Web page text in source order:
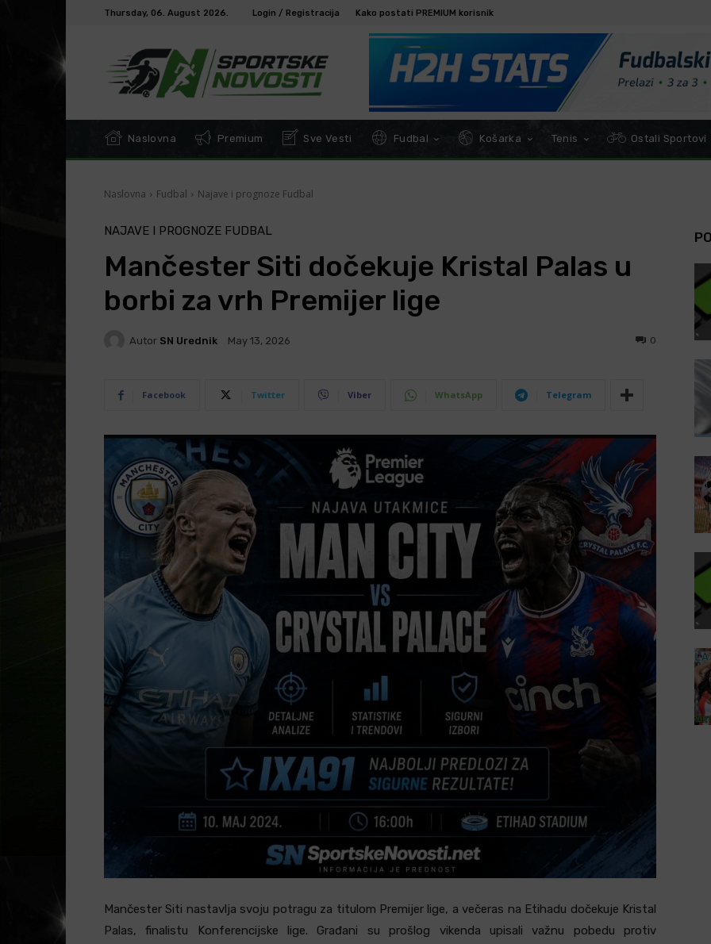
Thursday, 06. August 2026. Login / Registracija Kako postati PREMIUM korisnik
Naslovna Premium Sve Vesti Fudbal Košarka Tenis Ostali Sportovi
Naslovna Fudbal Najave i prognoze Fudbal
NAJAVE I PROGNOZE FUDBAL
Mančester Siti dočekuje Kristal Palas u
borbi za vrh Premijer lige
Autor SN Urednik May 13, 2026 0
Facebook Twitter Viber WhatsApp Telegram
Mančester Siti nastavlja svoju potragu za titulom Premijer lige, a večeras na Etihadu dočekuje Kristal
Palas, finalistu Konferencijske lige. Građani su prošlog vikenda upisali važnu pobedu protiv